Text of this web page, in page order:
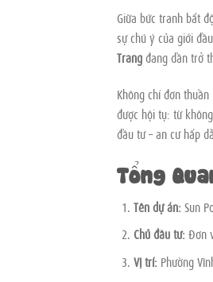
Giữa bức tranh bất
sự chú ý của giới
Trangđang dần trở
Không chỉ đơn
được hội tụ: từ
đầu tư – an cư hấp
Tổng
Tên dự án:Sun
Chủ đầu tư:Đơn
Vị trí:Phường